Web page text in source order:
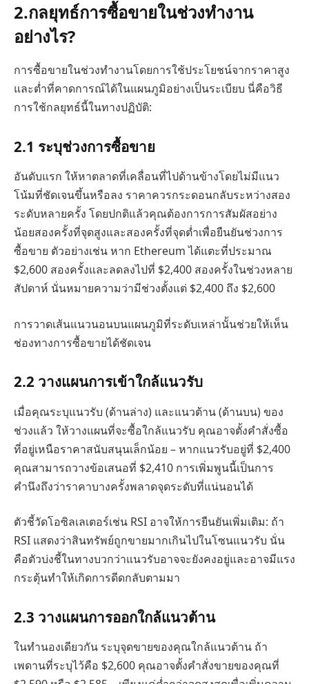
2.กลยุทธ์การซื้อขายในช่วงทำงาน
อย่างไร?
การซื้อขายในช่วงทำงานโดยการใช้ประโยชน์จากราคาสูง
และต่ำที่คาดการณ์ได้ในแผนภูมิอย่างเป็นระเบียบ นี่คือวิธี
การใช้กลยุทธ์นี้ในทางปฏิบัติ:
2.1 ระบุช่วงการซื้อขาย
อันดับแรก ให้หาตลาดที่เคลื่อนที่ไปด้านข้างโดยไม่มีแนว
โน้มที่ชัดเจนขึ้นหรือลง ราคาควรกระดอนกลับระหว่างสอง
ระดับหลายครั้ง โดยปกติแล้วคุณต้องการการสัมผัสอย่าง
น้อยสองครั้งที่จุดสูงและสองครั้งที่จุดต่ำเพื่อยืนยันช่วงการ
ซื้อขาย ตัวอย่างเช่น หาก Ethereum ได้แตะที่ประมาณ
$2,600 สองครั้งและลดลงไปที่ $2,400 สองครั้งในช่วงหลาย
สัปดาห์ นั่นหมายความว่ามีช่วงตั้งแต่ $2,400 ถึง $2,600
การวาดเส้นแนวนอนบนแผนภูมิที่ระดับเหล่านั้นช่วยให้เห็น
ช่องทางการซื้อขายได้ชัดเจน
2.2 วางแผนการเข้าใกล้แนวรับ
เมื่อคุณระบุแนวรับ (ด้านล่าง) และแนวต้าน (ด้านบน) ของ
ช่วงแล้ว ให้วางแผนที่จะซื้อใกล้แนวรับ คุณอาจตั้งคำสั่งซื้อ
ที่อยู่เหนือราคาสนับสนุนเล็กน้อย – หากแนวรับอยู่ที่ $2,400
คุณสามารถวางข้อเสนอที่ $2,410 การเพิ่มพูนนี้เป็นการ
คำนึงถึงว่าราคาบางครั้งพลาดจุดระดับที่แน่นอนได้
ตัวชี้วัดโอซิลเลเตอร์เช่น RSI อาจให้การยืนยันเพิ่มเติม: ถ้า
RSI แสดงว่าสินทรัพย์ถูกขายมากเกินไปในโซนแนวรับ นั่น
คือตัวบ่งชี้ในทางบวกว่าแนวรับอาจจะยังคงอยู่และอาจมีแรง
กระตุ้นทำให้เกิดการดีดกลับตามมา
2.3 วางแผนการออกใกล้แนวต้าน
ในทำนองเดียวกัน ระบุจุดขายของคุณใกล้แนวต้าน ถ้า
เพดานที่ระบุไว้คือ $2,600 คุณอาจตั้งคำสั่งขายของคุณที่